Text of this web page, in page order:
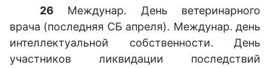
26 Междунар. День ветеринарного
врача (последняя СБ апреля). Междунар. день
интеллектуальной собственности. День
участников ликвидации последствий